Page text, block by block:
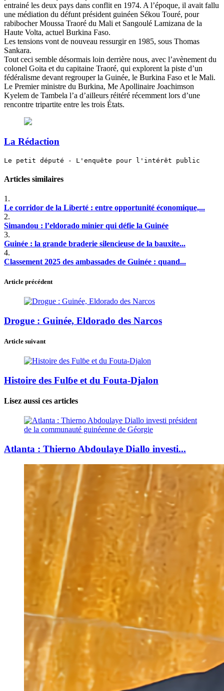
entrainé les deux pays dans conflit en 1974. A l’époque, il avait fallu
une médiation du défunt président guinéen Sékou Touré, pour
rabibocher Moussa Traoré du Mali et Sangoulé Lamizana de la
Haute Volta, actuel Burkina Faso.
Les tensions vont de nouveau ressurgir en 1985, sous Thomas
Sankara.
Tout ceci semble désormais loin derrière nous, avec l’avènement du
colonel Goita et du capitaine Traoré, qui explorent la piste d’un
fédéralisme devant regrouper la Guinée, le Burkina Faso et le Mali.
Le Premier ministre du Burkina, Me Apollinaire Joachimson
Kyelem de Tambela l’a d’ailleurs réitéré récemment lors d’une
rencontre tripartite entre les trois États.
La Rédaction
Le petit député - L'enquête pour l'intérêt public
Articles similaires
1.
Le corridor de la Liberté : entre opportunité économique,...
2.
Simandou : l’eldorado minier qui défie la Guinée
3.
Guinée : la grande braderie silencieuse de la bauxite...
4.
Classement 2025 des ambassades de Guinée : quand...
Article précédent
Drogue : Guinée, Eldorado des Narcos
Article suivant
Histoire des Fulɓe et du Fouta-Djalon
Lisez aussi ces articles
Atlanta : Thierno Abdoulaye Diallo investi...